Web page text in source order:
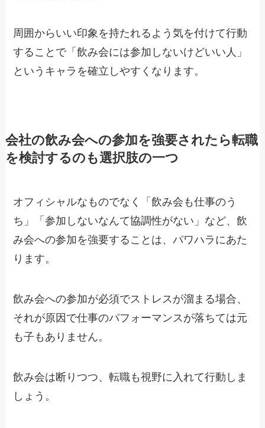
周囲からいい印象を持たれるよう気を付けて行動
することで「飲み会には参加しないけどいい人 」
というキャラを確立しやすくなります。
会社の飲み会への参加を強要されたら転職
を検討するのも選択肢の一つ
オフィシャルなものでなく「飲み会も仕事のう
ち」「参加しないなんて協調性がない」など、飲
み会への参加を強要することは、パワハラ にあた
ります。
飲み会への参加が必須でストレスが溜まる場合、
それが原因で仕事のパフォーマンスが落ちては元
も子もありません。
飲み会は断りつつ、転職も視野に入れて行動 しま
しょう。